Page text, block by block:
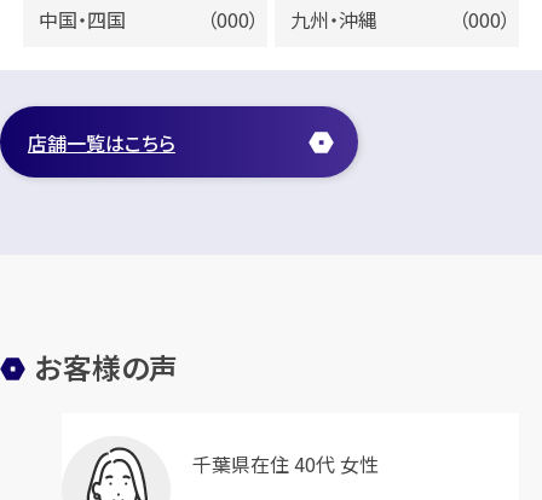
中国・四国 （000） 九州・沖縄 （000）
店舗一覧はこちら
お客様の声
千葉県在住 40代 女性